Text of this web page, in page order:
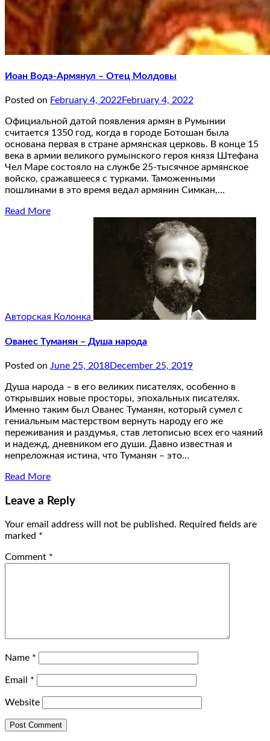
Иоан Водэ-Армянул – Отец Молдовы
Posted on February 4, 2022February 4, 2022
Официальной датой появления армян в Румынии
считается 1350 год, когда в городе Ботошан была
основана первая в стране армянская церковь. В конце 15
века в армии великого румынского героя князя Штефана
Чел Маре состояло на службе 25-тысячное армянское
войско, сражавшееся с турками. Таможенными
пошлинами в это время ведал армянин Симкан,…
Read More
Авторская Колонка
Ованес Туманян – Душа народа
Posted on June 25, 2018December 25, 2019
Душа народа – в его великих писателях, особенно в
открывших новые просторы, эпохальных писателях.
Именно таким был Ованес Туманян, который сумел с
гениальным мастерством вернуть народу его же
переживания и раздумья, став летописью всех его чаяний
и надежд, дневником его души. Давно известная и
непреложная истина, что Туманян – это…
Read More
Leave a Reply
Your email address will not be published. Required fields are
marked *
Comment *
Name *
Email *
Website